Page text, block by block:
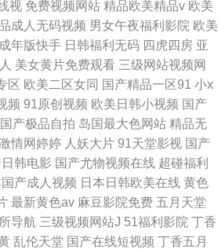
视 免费视频网站 精品欧美精品v 欧美
成人无码视频 男女午夜福利影院 欧美
成年版快手 日韩福利无码 四虎四房 亚
美女黄片免费观看 三级网站视频网
区 欧美二区女同 国产精品一区91 小x
频 91原创视频 欧美日韩小视频 国产
国产极品自拍 岛国最大色网站 精品无
情网婷婷 人妖大片 91天堂影视 国产
韩电影 国产尤物视频在线 超碰福利
国产成人视频 日本日韩欧美在线 黄色
最新黄色av 麻豆影院免费 五月天堂
导航 三级视频网站J 51福利影院 丁香
乱伦天堂 国产在线短视频 丁香五月